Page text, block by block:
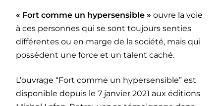
« Fort comme un hypersensible » ouvre la voie
à ces personnes qui se sont toujours senties
différentes ou en marge de la société, mais qui
possèdent une force et un talent caché.
L’ouvrage “Fort comme un hypersensible” est
disponible depuis le 7 janvier 2021 aux éditions